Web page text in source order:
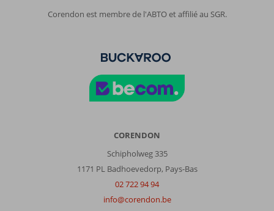
Corendon est membre de l'ABTO et affilié au SGR.
CORENDON
Schipholweg 335
1171 PL Badhoevedorp, Pays-Bas
02 722 94 94
info@corendon.be